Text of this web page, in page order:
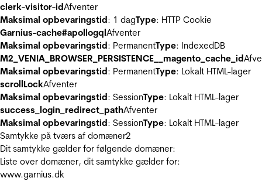
clerk-visitor-idAfventer
Maksimal opbevaringstid: 1 dagType: HTTP Cookie
Garnius-cache#apollogqlAfventer
Maksimal opbevaringstid: PermanentType: IndexedDB
M2_VENIA_BROWSER_PERSISTENCE__magento_cache_id
Maksimal opbevaringstid: PermanentType: Lokalt HTML-lager
scrollLockAfventer
Maksimal opbevaringstid: SessionType: Lokalt HTML-lager
success_login_redirect_pathAfventer
Maksimal opbevaringstid: SessionType: Lokalt HTML-lager
Samtykke på tværs af domæner2
Dit samtykke gælder for følgende domæner:
Liste over domæner, dit samtykke gælder for:
www.garnius.dk